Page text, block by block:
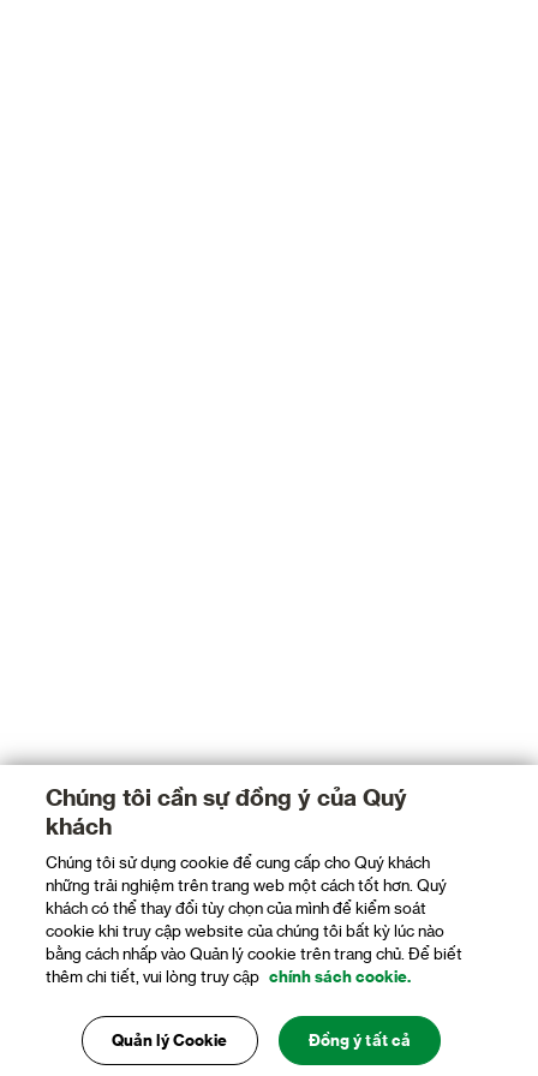
Chúng tôi cần sự đồng ý của Quý
khách
Chúng tôi sử dụng cookie để cung cấp cho Quý khách
những trải nghiệm trên trang web một cách tốt hơn. Quý
khách có thể thay đổi tùy chọn của mình để kiểm soát
cookie khi truy cập website của chúng tôi bất kỳ lúc nào
bằng cách nhấp vào Quản lý cookie trên trang chủ. Để biết
thêm chi tiết, vui lòng truy cập
chính sách cookie.
Quản lý Cookie Đồng ý tất cả